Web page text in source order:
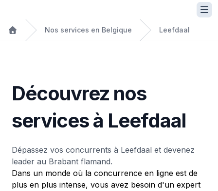
Nos services en Belgique Leefdaal
Découvrez nos
services à Leefdaal
Dépassez vos concurrents à Leefdaal et devenez
leader au Brabant flamand.
Dans un monde où la concurrence en ligne est de
plus en plus intense, vous avez besoin d'un expert